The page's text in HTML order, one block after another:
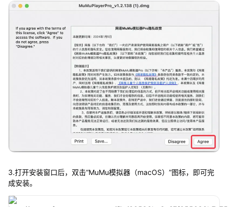
3.打开安装窗口后，双击“MuMu模拟器（macOS）”图标，即可完
成安装。